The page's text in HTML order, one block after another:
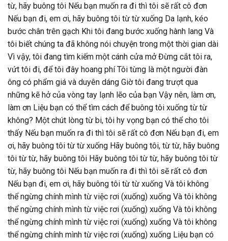
từ, hãy buông tôi Nếu bạn muốn ra đi thì tôi sẽ rất cô đơn
Nếu bạn đi, em ơi, hãy buông tôi từ từ xuống Da lạnh, kéo
bước chân trên gạch Khi tôi đang bước xuống hành lang Và
tôi biết chúng ta đã không nói chuyện trong một thời gian dài
Vì vậy, tôi đang tìm kiếm một cánh cửa mở Đừng cắt tôi ra,
vứt tôi đi, để tôi đây hoang phí Tôi từng là một người đàn
ông có phẩm giá và duyên dáng Giờ tôi đang trượt qua
những kẽ hở của vòng tay lạnh lẽo của bạn Vậy nên, làm ơn,
làm ơn Liệu bạn có thể tìm cách để buông tôi xuống từ từ
không? Một chút lòng từ bi, tôi hy vọng bạn có thể cho tôi
thấy Nếu bạn muốn ra đi thì tôi sẽ rất cô đơn Nếu bạn đi, em
ơi, hãy buông tôi từ từ xuống Hãy buông tôi, từ từ, hãy buông
tôi từ từ, hãy buông tôi Hãy buông tôi từ từ, hãy buông tôi từ
từ, hãy buông tôi Nếu bạn muốn ra đi thì tôi sẽ rất cô đơn
Nếu bạn đi, em ơi, hãy buông tôi từ từ xuống Và tôi không
thể ngừng chính mình từ việc rơi (xuống) xuống Và tôi không
thể ngừng chính mình từ việc rơi (xuống) xuống Và tôi không
thể ngừng chính mình từ việc rơi (xuống) xuống Và tôi không
thể ngừng chính mình từ việc rơi (xuống) xuống Liệu bạn có